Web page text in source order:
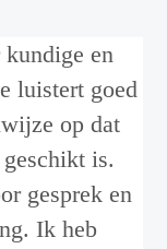
en
luistert goed
op dat
is.
gesprek en
Ik heb